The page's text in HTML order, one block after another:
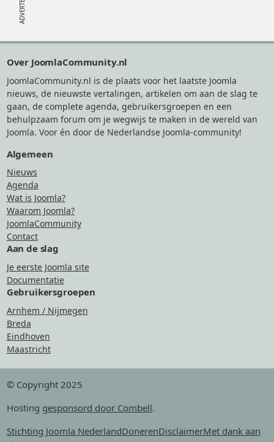
Over JoomlaCommunity.nl
JoomlaCommunity.nl is de plaats voor het laatste Joomla
nieuws, de nieuwste vertalingen, artikelen om aan de slag te
gaan, de complete agenda, gebruikersgroepen en een
behulpzaam forum om je wegwijs te maken in de wereld van
Joomla. Voor én door de Nederlandse Joomla-community!
Algemeen
Nieuws
Agenda
Wat is Joomla?
Waarom Joomla?
JoomlaCommunity
Contact
Aan de slag
Je eerste Joomla site
Documentatie
Gebruikersgroepen
Arnhem / Nijmegen
Breda
Eindhoven
Maastricht
© Copyright 2025
Hosting gesponsord door Combell.
Stichting Joomla NederlandDonerenDisclaimerMet dank aan